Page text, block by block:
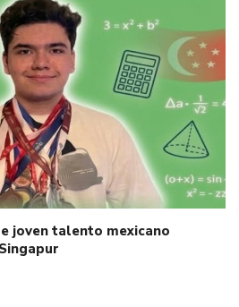
joven talento mexicano